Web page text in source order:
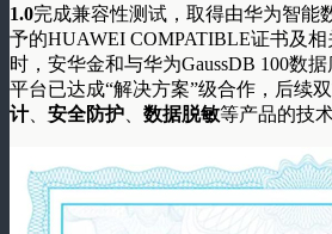
1.0完成兼容性测试，取得由华为智能
予的HUAWEI COMPATIBLE证书及
时，安华金和与华为GaussDB 100数
平台已达成“解决方案”级合作，后续
计、 安全防护 数据脱敏等产品的技术